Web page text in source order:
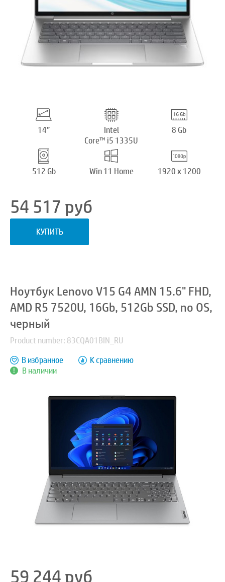
14”
Intel
Core™ i5 1335U
8 Gb
512 Gb Win 11 Home 1920 x 1200
54 517 руб
КУПИТЬ
Ноутбук Lenovo V15 G4 AMN 15.6" FHD,
AMD R5 7520U, 16Gb, 512Gb SSD, no OS,
черный
Product number: 83CQA01BIN_RU
В наличии
В избранное К сравнению
59 244руб